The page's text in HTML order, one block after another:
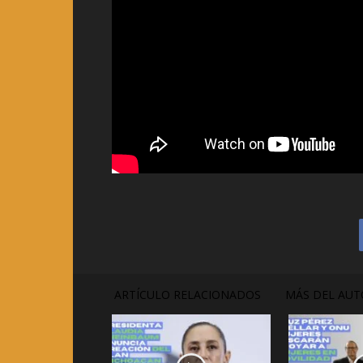
ARTÍCULO RELACIONADOS MÁS DEL